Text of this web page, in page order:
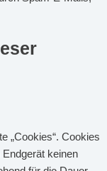
„Cookies“. Cookies
keinen